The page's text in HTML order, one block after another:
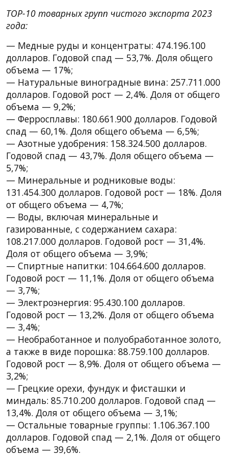
TOP-10 товарных групп чистого экспорта 2023
года:
— Медные руды и концентраты: 474.196.100
долларов. Годовой спад — 53,7%. Доля общего
объема — 17%;
— Натуральные виноградные вина: 257.711.000
долларов. Годовой рост — 2,4%. Доля от общего
объема — 9,2%;
— Ферросплавы: 180.661.900 долларов. Годовой
спад — 60,1%. Доля общего объема — 6,5%;
— Азотные удобрения: 158.324.500 долларов.
Годовой спад — 43,7%. Доля общего объема —
5,7%;
— Минеральные и родниковые воды:
131.454.300 долларов. Годовой рост — 18%. Доля
от общего объема — 4,7%;
— Воды, включая минеральные и
газированные, с содержанием сахара:
108.217.000 долларов. Годовой рост — 31,4%.
Доля от общего объема — 3,9%;
— Спиртные напитки: 104.664.600 долларов.
Годовой рост — 11,1%. Доля от общего объема
— 3,7%;
— Электроэнергия: 95.430.100 долларов.
Годовой рост — 13,2%. Доля от общего объема
— 3,4%;
— Необработанное и полуобработанное золото,
а также в виде порошка: 88.759.100 долларов.
Годовой рост — 8,9%. Доля от общего объема —
3,2%;
— Грецкие орехи, фундук и фисташки и
миндаль: 85.710.200 долларов. Годовой спад —
13,4%. Доля от общего объема — 3,1%;
— Остальные товарные группы: 1.106.367.100
долларов. Годовой спад — 2,1%. Доля от общего
объема — 39,6%.